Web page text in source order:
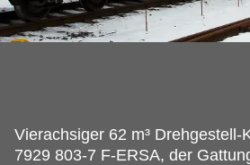
Vierachsiger 62 m³ Drehgestell-
7929 803-7 F-ERSA, der